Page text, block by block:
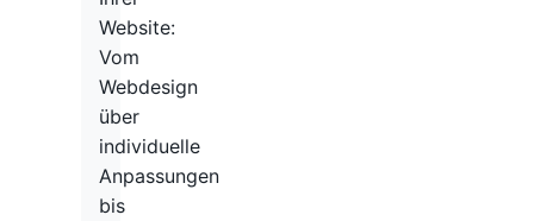
Website:
Vom
Webdesign
über
individuelle
Anpassungen
bis